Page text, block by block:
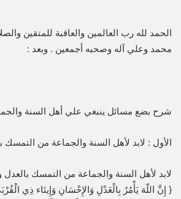
الحمد لله رب العالمين والعاقبة للمتقين
محمد وعلي آله وصحبه أجمعين . وبعد :
شرح بضع مسائل ينبغي علي أهل السنة
الأول : لابد لأهل السنة والجماعة من التمسك
لابد لأهل السنة والجماعة من التمسك بالعدل
{ إِنَّ اللّهَ يَأْمُرُ بِالْعَدْلِ وَالإِحْسَانِ وَإِيتَاء ذِي